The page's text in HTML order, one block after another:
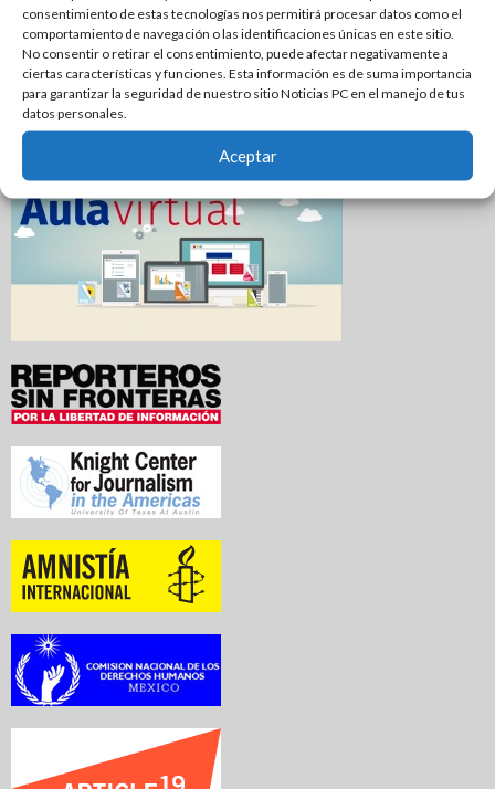
consentimiento de estas tecnologías nos permitirá procesar datos como el
comportamiento de navegación o las identificaciones únicas en este sitio.
No consentir o retirar el consentimiento, puede afectar negativamente a
ciertas características y funciones. Esta información es de suma importancia
para garantizar la seguridad de nuestro sitio Noticias PC en el manejo de tus
datos personales.
Aceptar
Localizan a un hombre sin vida en canal de riego de
Xicoténcatl
Se incendia dulcería en pleno centro de El Mante; una
persona resulta intoxicada